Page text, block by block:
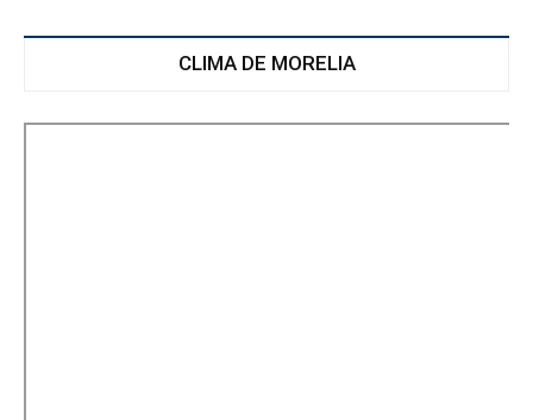
CLIMA DE MORELIA